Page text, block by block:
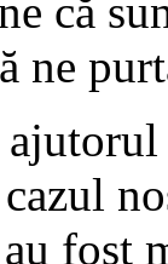
că
ne
fost